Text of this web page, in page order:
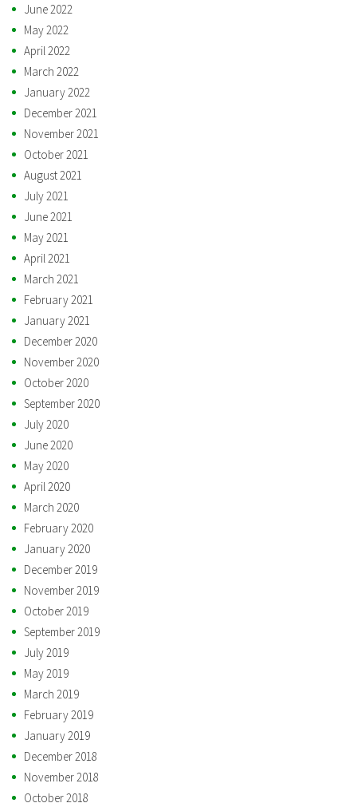
June 2022
May 2022
April 2022
March 2022
January 2022
December 2021
November 2021
October 2021
August 2021
July 2021
June 2021
May 2021
April 2021
March 2021
February 2021
January 2021
December 2020
November 2020
October 2020
September 2020
July 2020
June 2020
May 2020
April 2020
March 2020
February 2020
January 2020
December 2019
November 2019
October 2019
September 2019
July 2019
May 2019
March 2019
February 2019
January 2019
December 2018
November 2018
October 2018